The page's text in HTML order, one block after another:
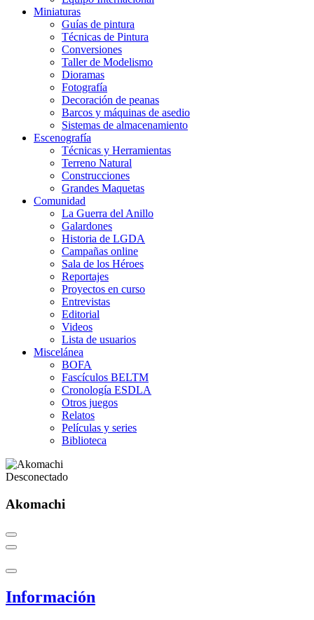
Miniaturas
Guías de pintura
Técnicas de Pintura
Conversiones
Taller de Modelismo
Dioramas
Fotografía
Decoración de peanas
Barcos y máquinas de asedio
Sistemas de almacenamiento
Escenografía
Técnicas y Herramientas
Terreno Natural
Construcciones
Grandes Maquetas
Comunidad
La Guerra del Anillo
Galardones
Historia de LGDA
Campañas online
Sala de los Héroes
Reportajes
Proyectos en curso
Entrevistas
Editorial
Videos
Lista de usuarios
Miscelánea
BOFA
Fascículos BELTM
Cronología ESDLA
Otros juegos
Relatos
Películas y series
Biblioteca
Desconectado
Akomachi
Información